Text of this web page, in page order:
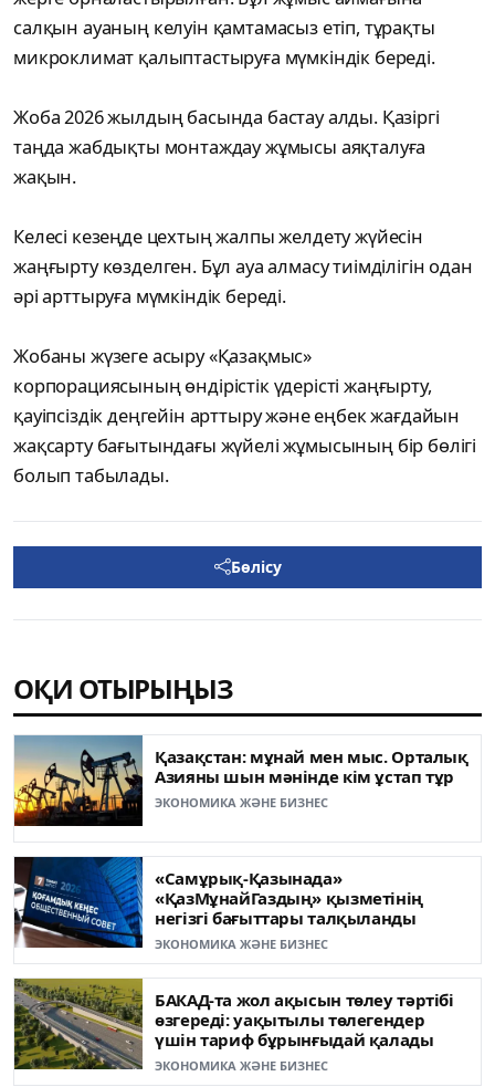
салқын ауаның келуін қамтамасыз етіп, тұрақты
микроклимат қалыптастыруға мүмкіндік береді.
Жоба 2026 жылдың басында бастау алды. Қазіргі
таңда жабдықты монтаждау жұмысы аяқталуға
жақын.
Келесі кезеңде цехтың жалпы желдету жүйесін
жаңғырту көзделген. Бұл ауа алмасу тиімділігін одан
әрі арттыруға мүмкіндік береді.
Жобаны жүзеге асыру «Қазақмыс»
корпорациясының өндірістік үдерісті жаңғырту,
қауіпсіздік деңгейін арттыру және еңбек жағдайын
жақсарту бағытындағы жүйелі жұмысының бір бөлігі
болып табылады.
Бөлісу
ОҚИ ОТЫРЫҢЫЗ
Қазақстан: мұнай мен мыс. Орталық
Азияны шын мәнінде кім ұстап тұр
ЭКОНОМИКА ЖӘНЕ БИЗНЕС
«Самұрық-Қазынада»
«ҚазМұнайГаздың» қызметінің
негізгі бағыттары талқыланды
ЭКОНОМИКА ЖӘНЕ БИЗНЕС
БАКАД-та жол ақысын төлеу тәртібі
өзгереді: уақытылы төлегендер
үшін тариф бұрынғыдай қалады
ЭКОНОМИКА ЖӘНЕ БИЗНЕС